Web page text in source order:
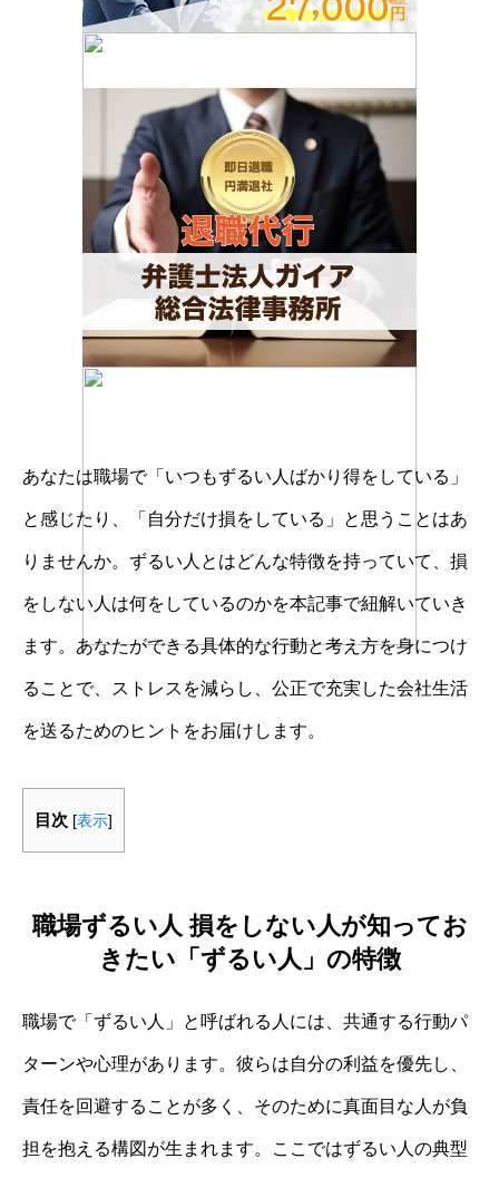
あなたは職場で「いつもずるい人ばかり得をしている」
と感じたり、「自分だけ損をしている」と思うことはあ
りませんか。ずるい人とはどんな特徴を持っていて、損
をしない人は何をしているのかを本記事で紐解いていき
ます。あなたができる具体的な行動と考え方を身につけ
ることで、ストレスを減らし、公正で充実した会社生活
を送るためのヒントをお届けします。
目次 [表示]
職場ずるい人 損をしない人が知ってお
きたい「ずるい人」の特徴
職場で「ずるい人」と呼ばれる人には、共通する行動パ
ターンや心理があります。彼らは自分の利益を優先し、
責任を回避することが多く、そのために真面目な人が負
担を抱える構図が生まれます。ここではずるい人の典型